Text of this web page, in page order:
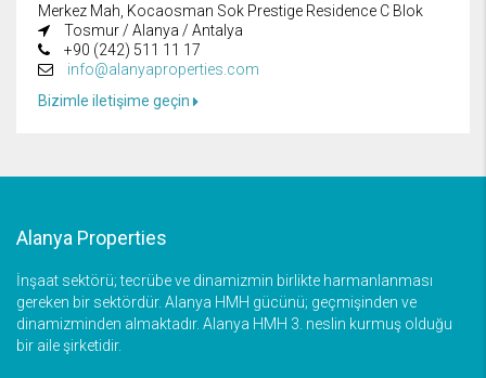
Merkez Mah, Kocaosman Sok Prestige Residence C Blok
Tosmur / Alanya / Antalya
+90 (242) 511 11 17
info@alanyaproperties.com
Bizimle iletişime geçin
Alanya Properties
İnşaat sektörü; tecrübe ve dinamizmin birlikte harmanlanması
gereken bir sektördür. Alanya HMH gücünü; geçmişinden ve
dinamizminden almaktadır. Alanya HMH 3. neslin kurmuş olduğu
bir aile şirketidir.